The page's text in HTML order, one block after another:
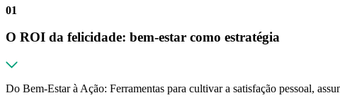
01
O ROI da felicidade: bem-estar como estratégia
Do Bem-Estar à Ação: Ferramentas para cultivar a satisfação pessoal,